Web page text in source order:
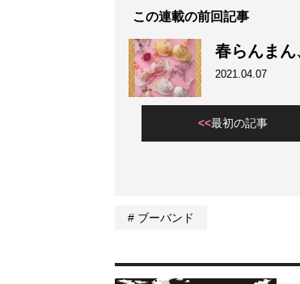
この連載の前回記事
春らんま
2021.04.07
最初の記事
ブーバンド